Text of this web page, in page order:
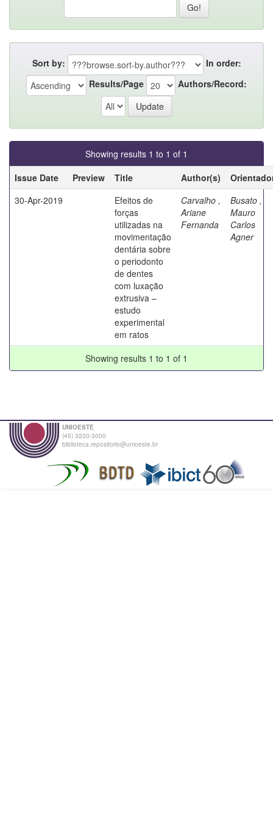
Sort by:
In order:
Results/Page
Authors/Record:
Showing results 1 to 1 of 1
Issue Date
Preview Title Author(s)
30-Apr-2019
Efeitos de
forças
utilizadas na
movimentação
dentária sobre
o periodonto
de dentes
com luxação
extrusiva –
estudo
experimental
em ratos
Carvalho ,
Ariane
Fernanda
Busato ,
Mauro
Carlos
Agner
Showing results 1 to 1 of 1
UNIOESTE
(45) 3220-3000
biblioteca.repositorio@unioeste.br